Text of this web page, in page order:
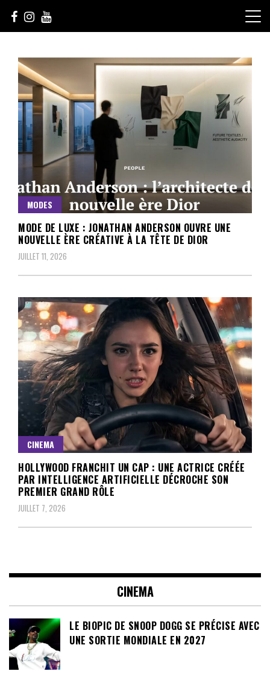
content
sunuculture
MODES
MODE DE LUXE : JONATHAN ANDERSON OUVRE UNE
NOUVELLE ÈRE CRÉATIVE À LA TÊTE DE DIOR
JUILLET 11, 2026
CINEMA
HOLLYWOOD FRANCHIT UN CAP : UNE ACTRICE CRÉÉE
PAR INTELLIGENCE ARTIFICIELLE DÉCROCHE SON
PREMIER GRAND RÔLE
JUILLET 7, 2026
CINEMA
LE BIOPIC DE SNOOP DOGG SE PRÉCISE AVEC
UNE SORTIE MONDIALE EN 2027